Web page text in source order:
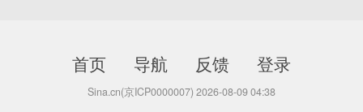
首页 导航 反馈 登录
Sina.cn(京ICP0000007) 2026-08-09 04:38